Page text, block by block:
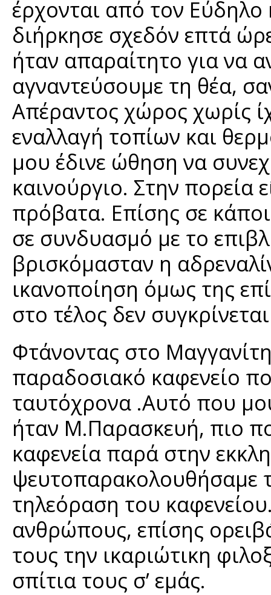
έρχονται από τον
διήρκησε σχεδόν επτά
ήταν απαραίτητο για να
αγναντεύσουμε τη θέα,
Απέραντος χώρος χωρίς
εναλλαγή τοπίων και
μου έδινε ώθηση να
καινούργιο. Στην πορεία
πρόβατα. Επίσης σε
σε συνδυασμό με το
βρισκόμασταν η
ικανοποίηση όμως της
στο τέλος δεν
Φτάνοντας στο
παραδοσιακό καφενείο
ταυτόχρονα .Αυτό που
ήταν Μ.Παρασκευή, πιο
καφενεία παρά στην
ψευτοπαρακολουθήσαμε
τηλεόραση του
ανθρώπους, επίσης
τους την ικαριώτικη
σπίτια τους σ’ εμάς.